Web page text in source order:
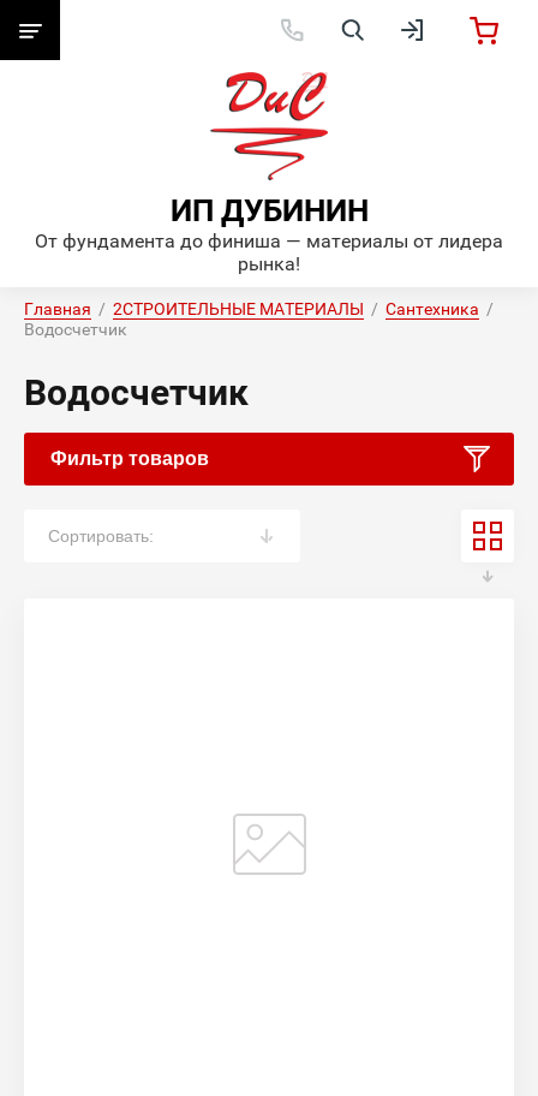
ИП ДУБИНИН
От фундамента до финиша — материалы от лидера
рынка!
Главная
  /
2СТРОИТЕЛЬНЫЕ МАТЕРИАЛЫ
  /
Сантехника
  /
Водосчетчик
Водосчетчик
Фильтр товаров
Сортировать: